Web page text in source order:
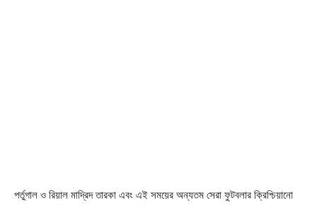
পর্তুগাল ও রিয়াল মাদ্রিদ তারকা এবং এই সময়ের অন্যতম সেরা ফুটবলার ক্রিশ্চিয়ানো